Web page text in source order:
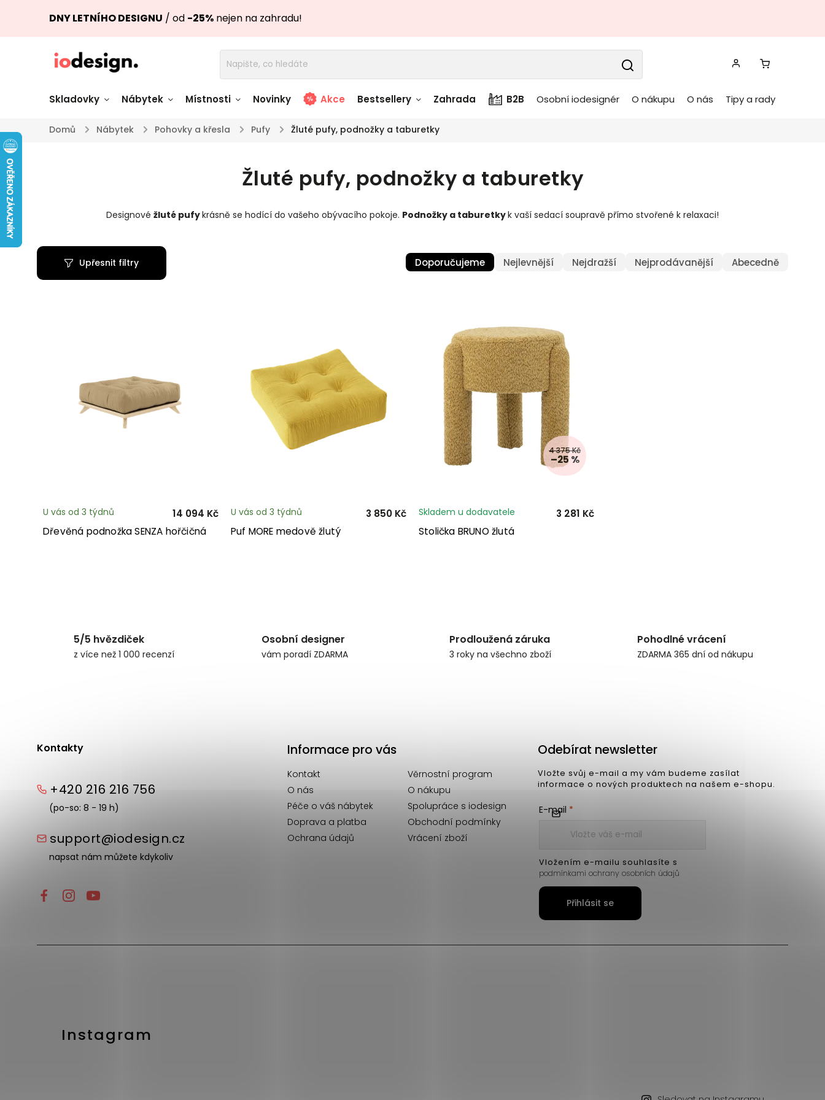
DNY LETNÍHO DESIGNU / od -25% nejen na zahradu!
Skladovky
Židle skladem Stoly skladem Stolky skladem
Úložné prostory
skladem
Zahradní nábytek
skladem
Světla skladem
Doplňky a
Textílie skladem
Nádobí skladem
Nábytek Místnosti Novinky Akce Bestsellery Zahrada B2B Osobní iodesignér O nákupu O nás Tipy a rady
Domů / Nábytek / Pohovky a křesla / Pufy / Žluté pufy, podnožky a taburetky
Žluté pufy, podnožky a taburetky
Designové žluté pufykrásně se hodící do vašeho obývacího pokoje. Podnožky a taburetkyk vaší sedací soupravě přímo stvořené k relaxaci!
Doporučujeme Nejlevnější Nejdražší Nejprodávanější Abecedně
Upřesnit filtry
Dřevěná podnožka SENZA hořčičná
U vás od 3 týdnů
14 094 Kč
Puf MORE medově žlutý
U vás od 3 týdnů 3 850 Kč
4 375 Kč
–25 %
Stolička BRUNO žlutá
Skladem u dodavatele 3 281 Kč
5/5 hvězdiček
z více než 1 000 recenzí
Osobní designer
vám poradí ZDARMA
Prodloužená záruka
3 roky na všechno zboží
Pohodlné vrácení
ZDARMA 365 dní od nákupu
Kontakty
+420 216 216 756
(po-so: 8 - 19 h)
support@iodesign.cz
napsat nám můžete kdykoliv
Informace pro vás
Kontakt
Věrnostní program
O nás
O nákupu
Péče o váš nábytek
Spolupráce s iodesign
Doprava a platba
Obchodní podmínky
Ochrana údajů
Vrácení zboží
Instagram
Odebírat newsletter
Vložte svůj e-mail a my vám budeme zasílat
informace o nových produktech na našem e-shopu.
E-mail
Vložením e-mailu souhlasíte s
podmínkami ochrany osobních údajů
Přihlásit se